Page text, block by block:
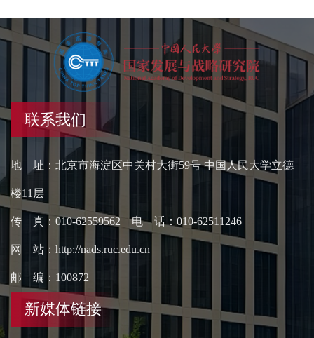
联系我们
地 址：北京市海淀区中关村大街59号 中国人民大学立德
楼11层
传 真：010-62559562 电 话：010-62511246
网 站：http://nads.ruc.edu.cn
邮 编：100872
新媒体链接